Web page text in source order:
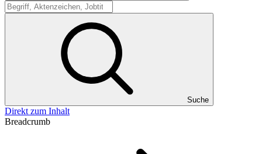
Suche
Suche
Direkt zum Inhalt
Breadcrumb